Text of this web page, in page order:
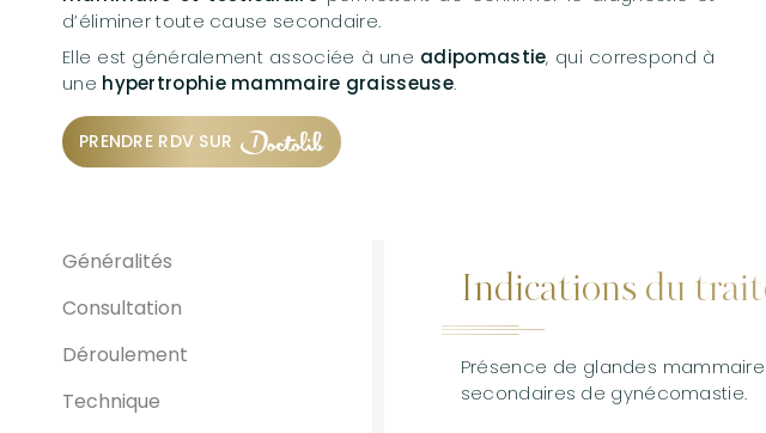
Génioplastie
Liposuccion du double
d’éliminer toute cause secondaire.
Elle est généralement associée à une adipomastie, qui correspond à
une hypertrophie mammaire graisseuse.
PRENDRE RDV SUR
Généralités
Consultation
Déroulement
Technique
Indications du
Présence de glandes
secondaires de gynécomastie.